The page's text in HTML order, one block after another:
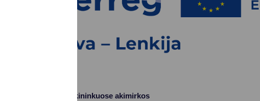
Svečių vizito Druskininkuose akimirkos